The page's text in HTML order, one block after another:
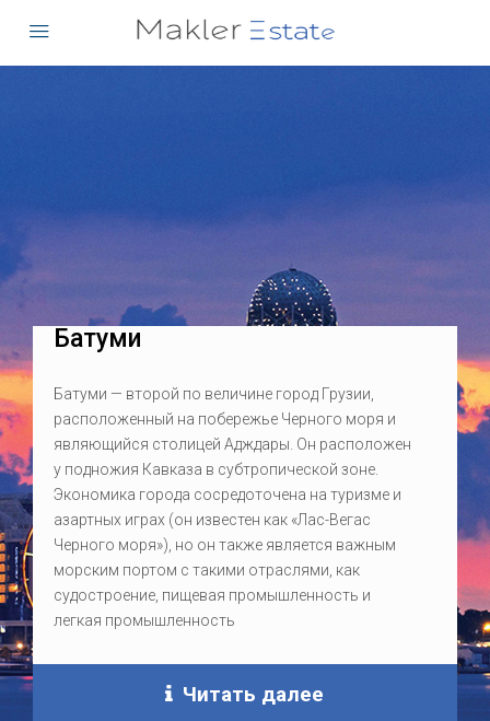
Батуми
Батуми — второй по величине город Грузии,
расположенный на побережье Черного моря и
являющийся столицей Адждары. Он расположен
у подножия Кавказа в субтропической зоне.
Экономика города сосредоточена на туризме и
азартных играх (он известен как «Лас-Вегас
Черного моря»), но он также является важным
морским портом с такими отраслями, как
судостроение, пищевая промышленность и
легкая промышленность
Читать далее